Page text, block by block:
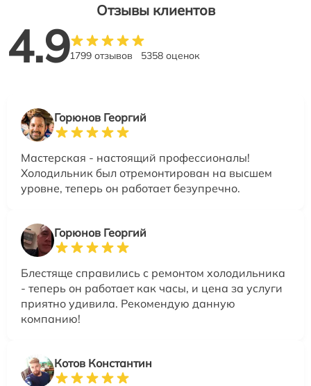
Отзывы клиентов
4.91799 отзывов 5358 оценок
Горюнов Георгий
Мастерская - настоящий профессионалы!
Холодильник был отремонтирован на высшем
уровне, теперь он работает безупречно.
Горюнов Георгий
Блестяще справились с ремонтом холодильника
- теперь он работает как часы, и цена за услуги
приятно удивила. Рекомендую данную
компанию!
Котов Константин